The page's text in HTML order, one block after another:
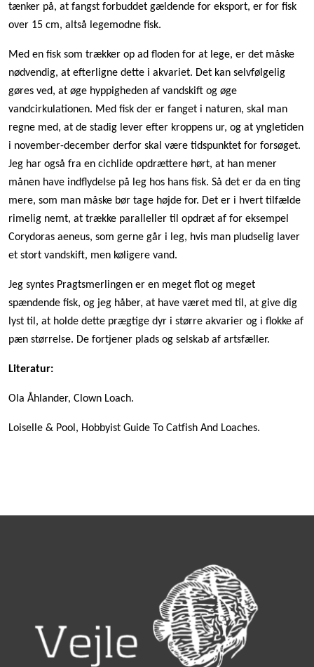
tænker på, at fangst forbuddet gældende for eksport, er for fisk
over 15 cm, altså legemodne fisk.
Med en fisk som trækker op ad floden for at lege, er det måske
nødvendig, at efterligne dette i akvariet. Det kan selvfølgelig
gøres ved, at øge hyppigheden af vandskift og øge
vandcirkulationen. Med fisk der er fanget i naturen, skal man
regne med, at de stadig lever efter kroppens ur, og at yngletiden
i november-december derfor skal være tidspunktet for forsøget.
Jeg har også fra en cichlide opdrættere hørt, at han mener
månen have indflydelse på leg hos hans fisk. Så det er da en ting
mere, som man måske bør tage højde for. Det er i hvert tilfælde
rimelig nemt, at trække paralleller til opdræt af for eksempel
Corydoras aeneus, som gerne går i leg, hvis man pludselig laver
et stort vandskift, men køligere vand.
Jeg syntes Pragtsmerlingen er en meget flot og meget
spændende fisk, og jeg håber, at have været med til, at give dig
lyst til, at holde dette prægtige dyr i større akvarier og i flokke af
pæn størrelse. De fortjener plads og selskab af artsfæller.
Literatur:
Ola Åhlander, Clown Loach.
Loiselle & Pool, Hobbyist Guide To Catfish And Loaches.